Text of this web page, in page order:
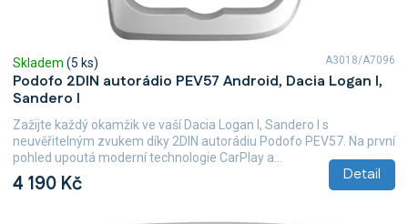
Podofo 2DIN autorádio PEV57 Android, Dacia Logan I,
Sandero I
Skladem (5 ks)
4 190 Kč Detail
Zažijte každý okamžik ve vaší Dacia Logan I, Sandero I s
neuvěřitelným zvukem díky 2DIN autorádiu Podofo PEV57. Na první
pohled upoutá moderní technologie CarPlay a...
A3018/A7096